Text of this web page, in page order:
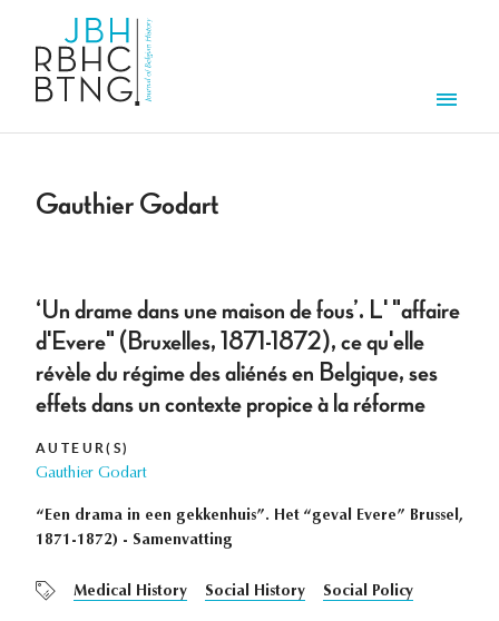
Gauthier Godart
‘Un drame dans une maison de fous’. L' "affaire
d'Evere" (Bruxelles, 1871-1872), ce qu'elle
révèle du régime des aliénés en Belgique, ses
effets dans un contexte propice à la réforme
AUTEUR(S)
Gauthier Godart
“Een drama in een gekkenhuis”. Het “geval Evere” Brussel,
1871-1872) - Samenvatting
Medical History Social History Social Policy